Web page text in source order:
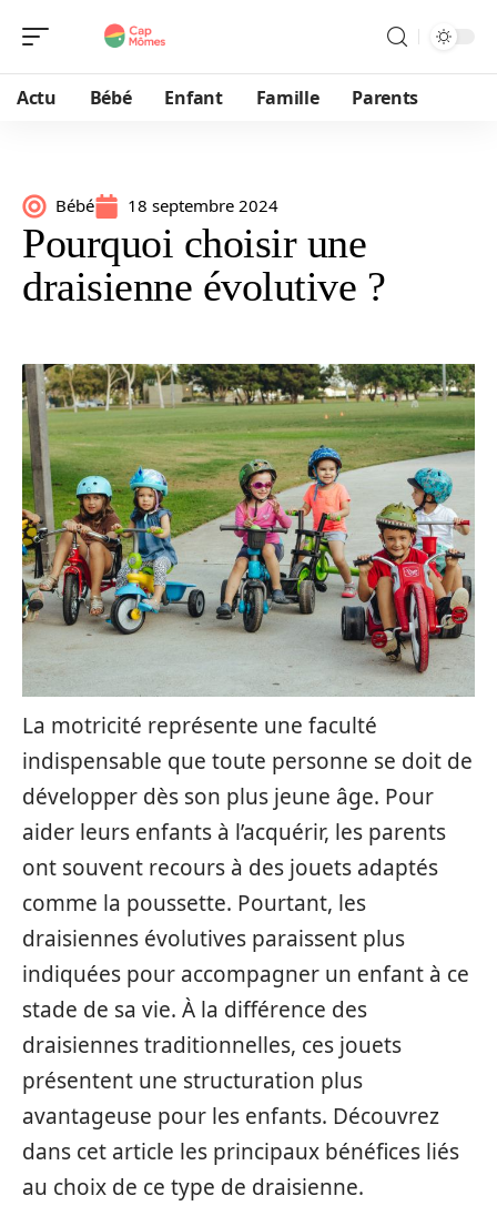
Actu Bébé Enfant Famille Parents
Bébé 18 septembre 2024
Pourquoi choisir une
draisienne évolutive ?
La motricité représente une faculté
indispensable que toute personne se doit de
développer dès son plus jeune âge. Pour
aider leurs enfants à l’acquérir, les parents
ont souvent recours à des jouets adaptés
comme la poussette. Pourtant, les
draisiennes évolutives paraissent plus
indiquées pour accompagner un enfant à ce
stade de sa vie. À la différence des
draisiennes traditionnelles, ces jouets
présentent une structuration plus
avantageuse pour les enfants. Découvrez
dans cet article les principaux bénéfices liés
au choix de ce type de draisienne.